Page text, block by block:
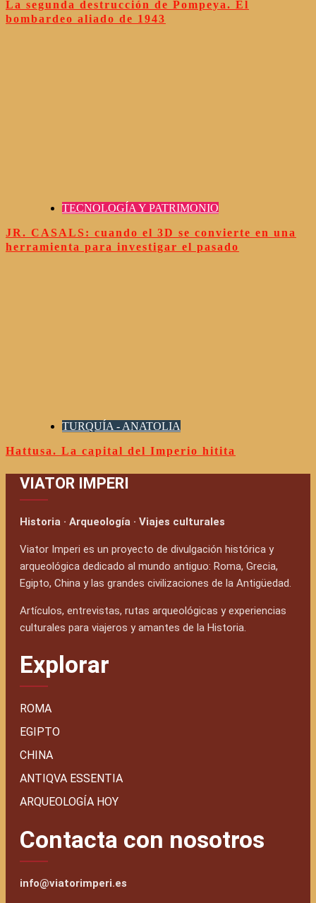
La segunda destrucción de Pompeya. El
bombardeo aliado de 1943
TECNOLOGÍA Y PATRIMONIO
JR. CASALS: cuando el 3D se convierte en una
herramienta para investigar el pasado
TURQUÍA - ANATOLIA
Hattusa. La capital del Imperio hitita
VIATOR IMPERI
Historia · Arqueología · Viajes culturales
Viator Imperi es un proyecto de divulgación histórica y
arqueológica dedicado al mundo antiguo: Roma, Grecia,
Egipto, China y las grandes civilizaciones de la Antigüedad.
Artículos, entrevistas, rutas arqueológicas y experiencias
culturales para viajeros y amantes de la Historia.
Explorar
ROMA
EGIPTO
CHINA
ANTIQVA ESSENTIA
ARQUEOLOGÍA HOY
Contacta con nosotros
info@viatorimperi.es